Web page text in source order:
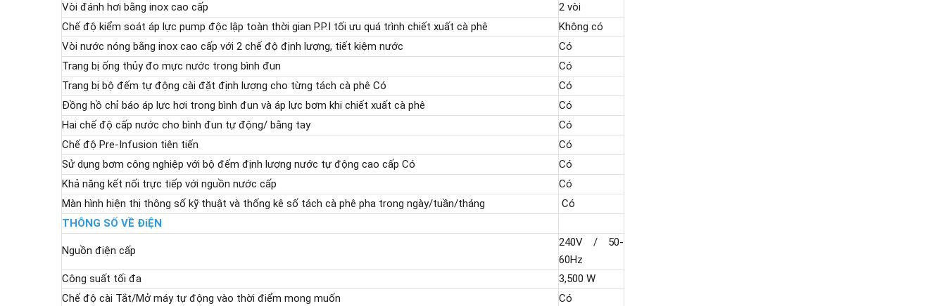
Vòi đánh hơi bằng inox cao cấp
2 vòi
Chế độ kiểm soát áp lực pump độc lập toàn thời gian P.P.I tối ưu quá trình chiết xuất cà phê
Không có
Vòi nước nóng bằng inox cao cấp với 2 chế độ định lượng, tiết kiệm nước
Có
Trang bị ống thủy đo mực nước trong bình đun
Có
Trang bị bộ đếm tự động cài đặt định lượng cho từng tách cà phê Có
Có
Đồng hồ chỉ báo áp lực hơi trong bình đun và áp lực bơm khi chiết xuất cà phê
Có
Hai chế độ cấp nước cho bình đun tự động/ bằng tay
Có
Chế độ Pre-Infusion tiên tiến
Có
Sử dụng bơm công nghiệp với bộ đếm định lượng nước tự động cao cấp Có
Có
Khả năng kết nối trực tiếp với nguồn nước cấp
Có
Màn hình hiện thị thông số kỹ thuật và thống kê số tách cà phê pha trong ngày/tuần/tháng
Có
THÔNG SỐ VỀ ĐiỆN
Nguồn điện cấp
240V / 50-
60Hz
Công suất tối đa
3,500 W
Chế độ cài Tắt/Mở máy tự động vào thời điểm mong muốn
Có